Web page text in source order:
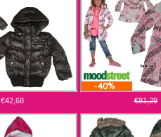
€42,68 €81,29